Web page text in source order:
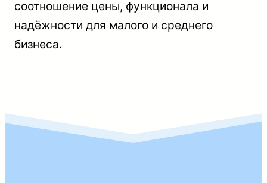
соотношение цены, функционала и
надёжности для малого и среднего
бизнеса.